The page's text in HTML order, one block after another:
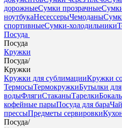
дорожныеСумки прозрачные
ноутбукаНесессерыЧемоданы
спортивныеСумки-холодильники
Посуда
Посуда
Кружки
Посуда/
Кружки
Кружки для сублимацииКружки
ТермосыТермокружкиБутылки для
водыФлягиСтаканыТарелки
кофейные парыПосуда для бара
прессыПредметы сервировки
Посуда/